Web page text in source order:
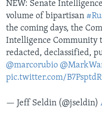
NEW: Senate
volume of bipartisan
the coming days, the
Intelligence Community
redacted, declassified,
@marcorubio
pic.twitter.com/
— Jeff Seldin (@jseldin)